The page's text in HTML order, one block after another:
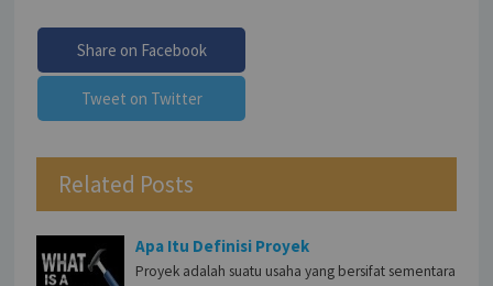
Share on Facebook
Tweet on Twitter
Related Posts
Apa Itu Definisi Proyek
Proyek adalah suatu usaha yang bersifat sementara